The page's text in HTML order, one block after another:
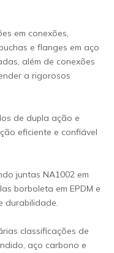
em conexões,
e flanges em aço
além de conexões
a rigorosos
de dupla ação e
eficiente e confiável
juntas NA1002 em
borboleta em EPDM e
durabilidade.
classificações de
aço carbono e